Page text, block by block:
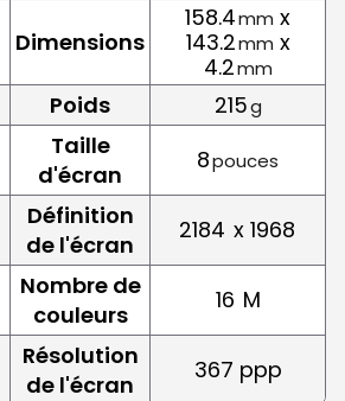
Dimensions
158.4mm x
143.2mm x
4.2mm
Poids 215g
Taille
d'écran
8pouces
Définition
de l'écran
2184 x 1968
Nombre de
couleurs
16 M
Résolution
de l'écran
367 ppp